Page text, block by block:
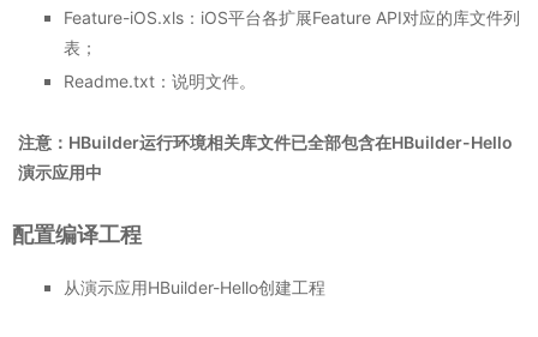
Feature-iOS.xls：iOS平台各扩展Feature API对应的库文件列
表；
Readme.txt：说明文件。
注意：HBuilder运行环境相关库文件已全部包含在HBuilder-Hello
演示应用中
配置编译工程
从演示应用HBuilder-Hello创建工程